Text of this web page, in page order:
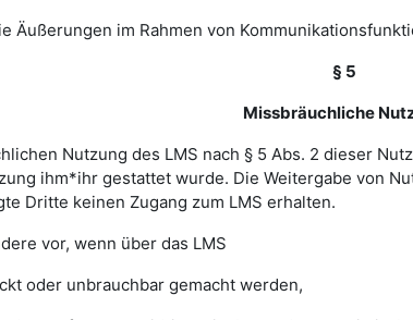
Äußerungen im Rahmen von
§ 5
Missbräuchliche
Nutzung des LMS nach § 5 Abs. 2 dieser
ihm*ihr gestattet wurde. Die Weitergabe von
Dritte keinen Zugang zum LMS erhalten.
vor, wenn über das LMS
oder unbrauchbar gemacht werden,